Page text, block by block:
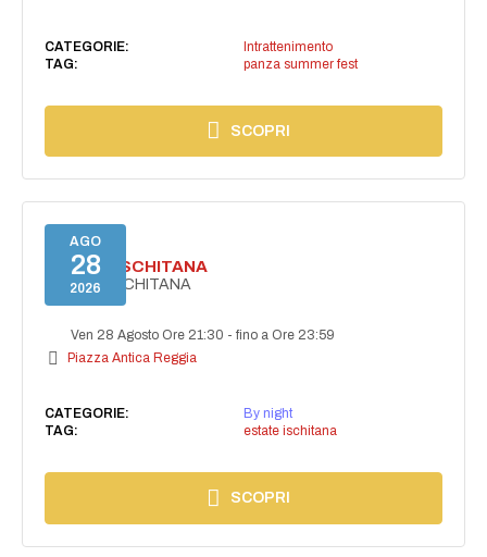
CATEGORIE:
Intrattenimento
TAG:
panza summer fest
SCOPRI
AGO
28
2026
ESTATE ISCHITANA
ESTATE ISCHITANA
Ven 28 Agosto Ore 21:30 -fino a Ore 23:59
Piazza Antica Reggia
CATEGORIE:
By night
TAG:
estate ischitana
SCOPRI